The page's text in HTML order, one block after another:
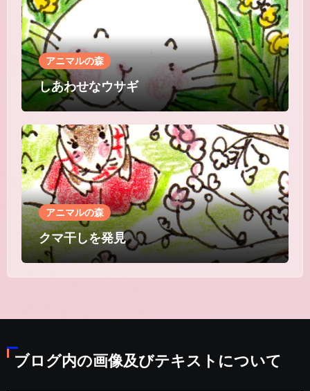
アニマルの森
しあわせなウサギ
アニマルの森
クマ干しを発見
ブログ内の画像及びテキストについて